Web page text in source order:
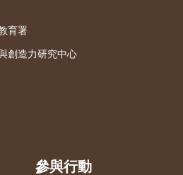
育署
創造力研究中心
參與行動